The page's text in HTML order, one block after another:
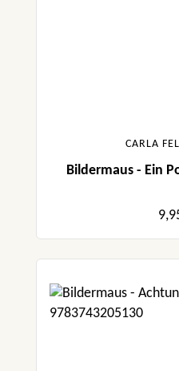
CARLA
Bildermaus - Ein